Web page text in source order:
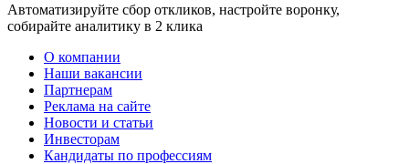
Автоматизируйте сбор откликов, настройте воронку,
собирайте аналитику в 2 клика
О компании
Наши вакансии
Партнерам
Реклама на сайте
Новости и статьи
Инвесторам
Кандидаты по профессиям